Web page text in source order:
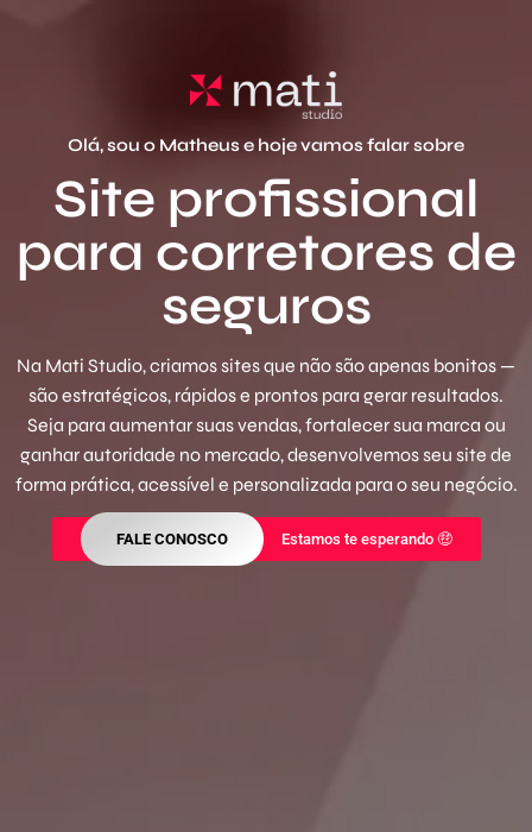
Olá, sou o Matheus e hoje vamos falar sobre
Site profissional
para corretores de
seguros
Na Mati Studio, criamos sites que não são apenas bonitos —
são estratégicos, rápidos e prontos para gerar resultados.
Seja para aumentar suas vendas, fortalecer sua marca ou
ganhar autoridade no mercado, desenvolvemos seu site de
forma prática, acessível e personalizada para o seu negócio.
FALE CONOSCO Estamos te esperando 🤑